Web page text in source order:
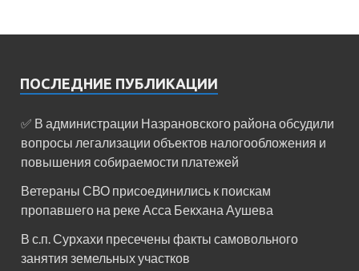
ПОСЛЕДНИЕ ПУБЛИКАЦИИ
✅ В администрации Назрановского района обсудили
вопросы легализации объектов налогообложения и
повышения собираемости платежей
Ветераны СВО присоединились к поискам
пропавшего на реке Асса Бекхана Аушева
В с.п. Сурхахи пресечены факты самовольного
занятия земельных участков